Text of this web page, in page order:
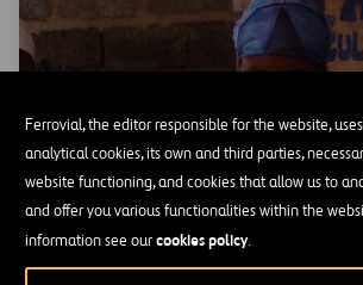
Ferrovial, the editor responsible for the website,
analytical cookies, its own and third parties,
website functioning, and cookies that allow us to
and offer you various functionalities within the
information see ourcookies policy.